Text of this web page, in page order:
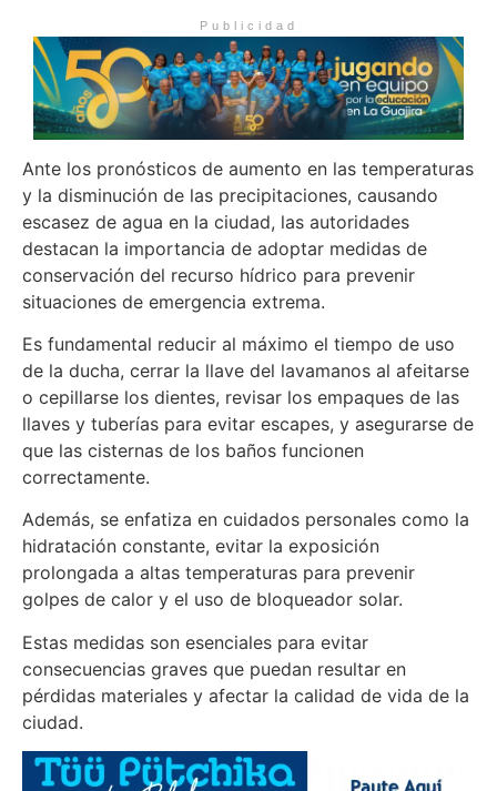
Publicidad
Ante los pronósticos de aumento en las temperaturas
y la disminución de las precipitaciones, causando
escasez de agua en la ciudad, las autoridades
destacan la importancia de adoptar medidas de
conservación del recurso hídrico para prevenir
situaciones de emergencia extrema.
Es fundamental reducir al máximo el tiempo de uso
de la ducha, cerrar la llave del lavamanos al afeitarse
o cepillarse los dientes, revisar los empaques de las
llaves y tuberías para evitar escapes, y asegurarse de
que las cisternas de los baños funcionen
correctamente.
Además, se enfatiza en cuidados personales como la
hidratación constante, evitar la exposición
prolongada a altas temperaturas para prevenir
golpes de calor y el uso de bloqueador solar.
Estas medidas son esenciales para evitar
consecuencias graves que puedan resultar en
pérdidas materiales y afectar la calidad de vida de la
ciudad.